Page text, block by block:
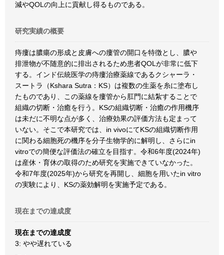
減やQOLの向上に貢献し得るものである。
研究実績の概要
痔瘻は膿瘍の形成と皮膚への瘻管の開口を特徴とし、膿や
排泄物が不随意的に排出されるため患者QOLが非常に低下
する。インド伝統医学の痔瘻治療薬線であるクシャーラ・
スートラ（Kshara Sutra：KS）は複数の生薬を糸に塗布し
たものであり、この薬線を瘻管から肛門に結紮することで
組織の切断・治癒を行う。KSの組織切断・治癒の作用機序
は未だに不明な点が多く、治療効果の評価方法も定まって
いない。そこで本研究では、in vivoにてKSの組織切断作用
に関わる細胞死の機序を分子生物学的に解明し、さらにin
vitroでの簡便な評価法の確立を目指す。令和6年度(2024年)
は産休・育休の取得のため研究を実施できていなかった。
令和7年度(2025年)から研究を再開し、細胞を用いたin vitro
の実験により、KSの薬効解明を実施予定である。
現在までの達成度
現在までの達成度
3: やや遅れている